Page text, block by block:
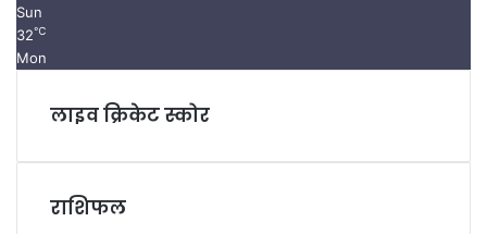
Sun
32℃
Mon
लाइव क्रिकेट स्कोर
राशिफल